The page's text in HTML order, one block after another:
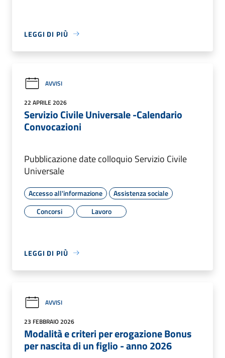
LEGGI DI PIÙ
AVVISI
22 APRILE 2026
Servizio Civile Universale -Calendario
Convocazioni
Pubblicazione date colloquio Servizio Civile
Universale
Accesso all'informazione
Assistenza sociale
Concorsi
Lavoro
LEGGI DI PIÙ
AVVISI
23 FEBBRAIO 2026
Modalità e criteri per erogazione Bonus
per nascita di un figlio - anno 2026